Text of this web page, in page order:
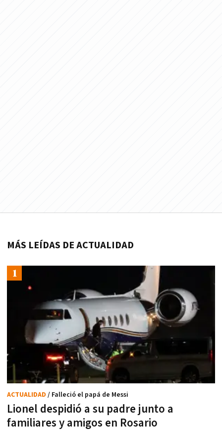
MÁS LEÍDAS DE ACTUALIDAD
Lionel despidió a su padre junto a
familiares y amigos en Rosario
ACTUALIDAD / Falleció el papá de Messi